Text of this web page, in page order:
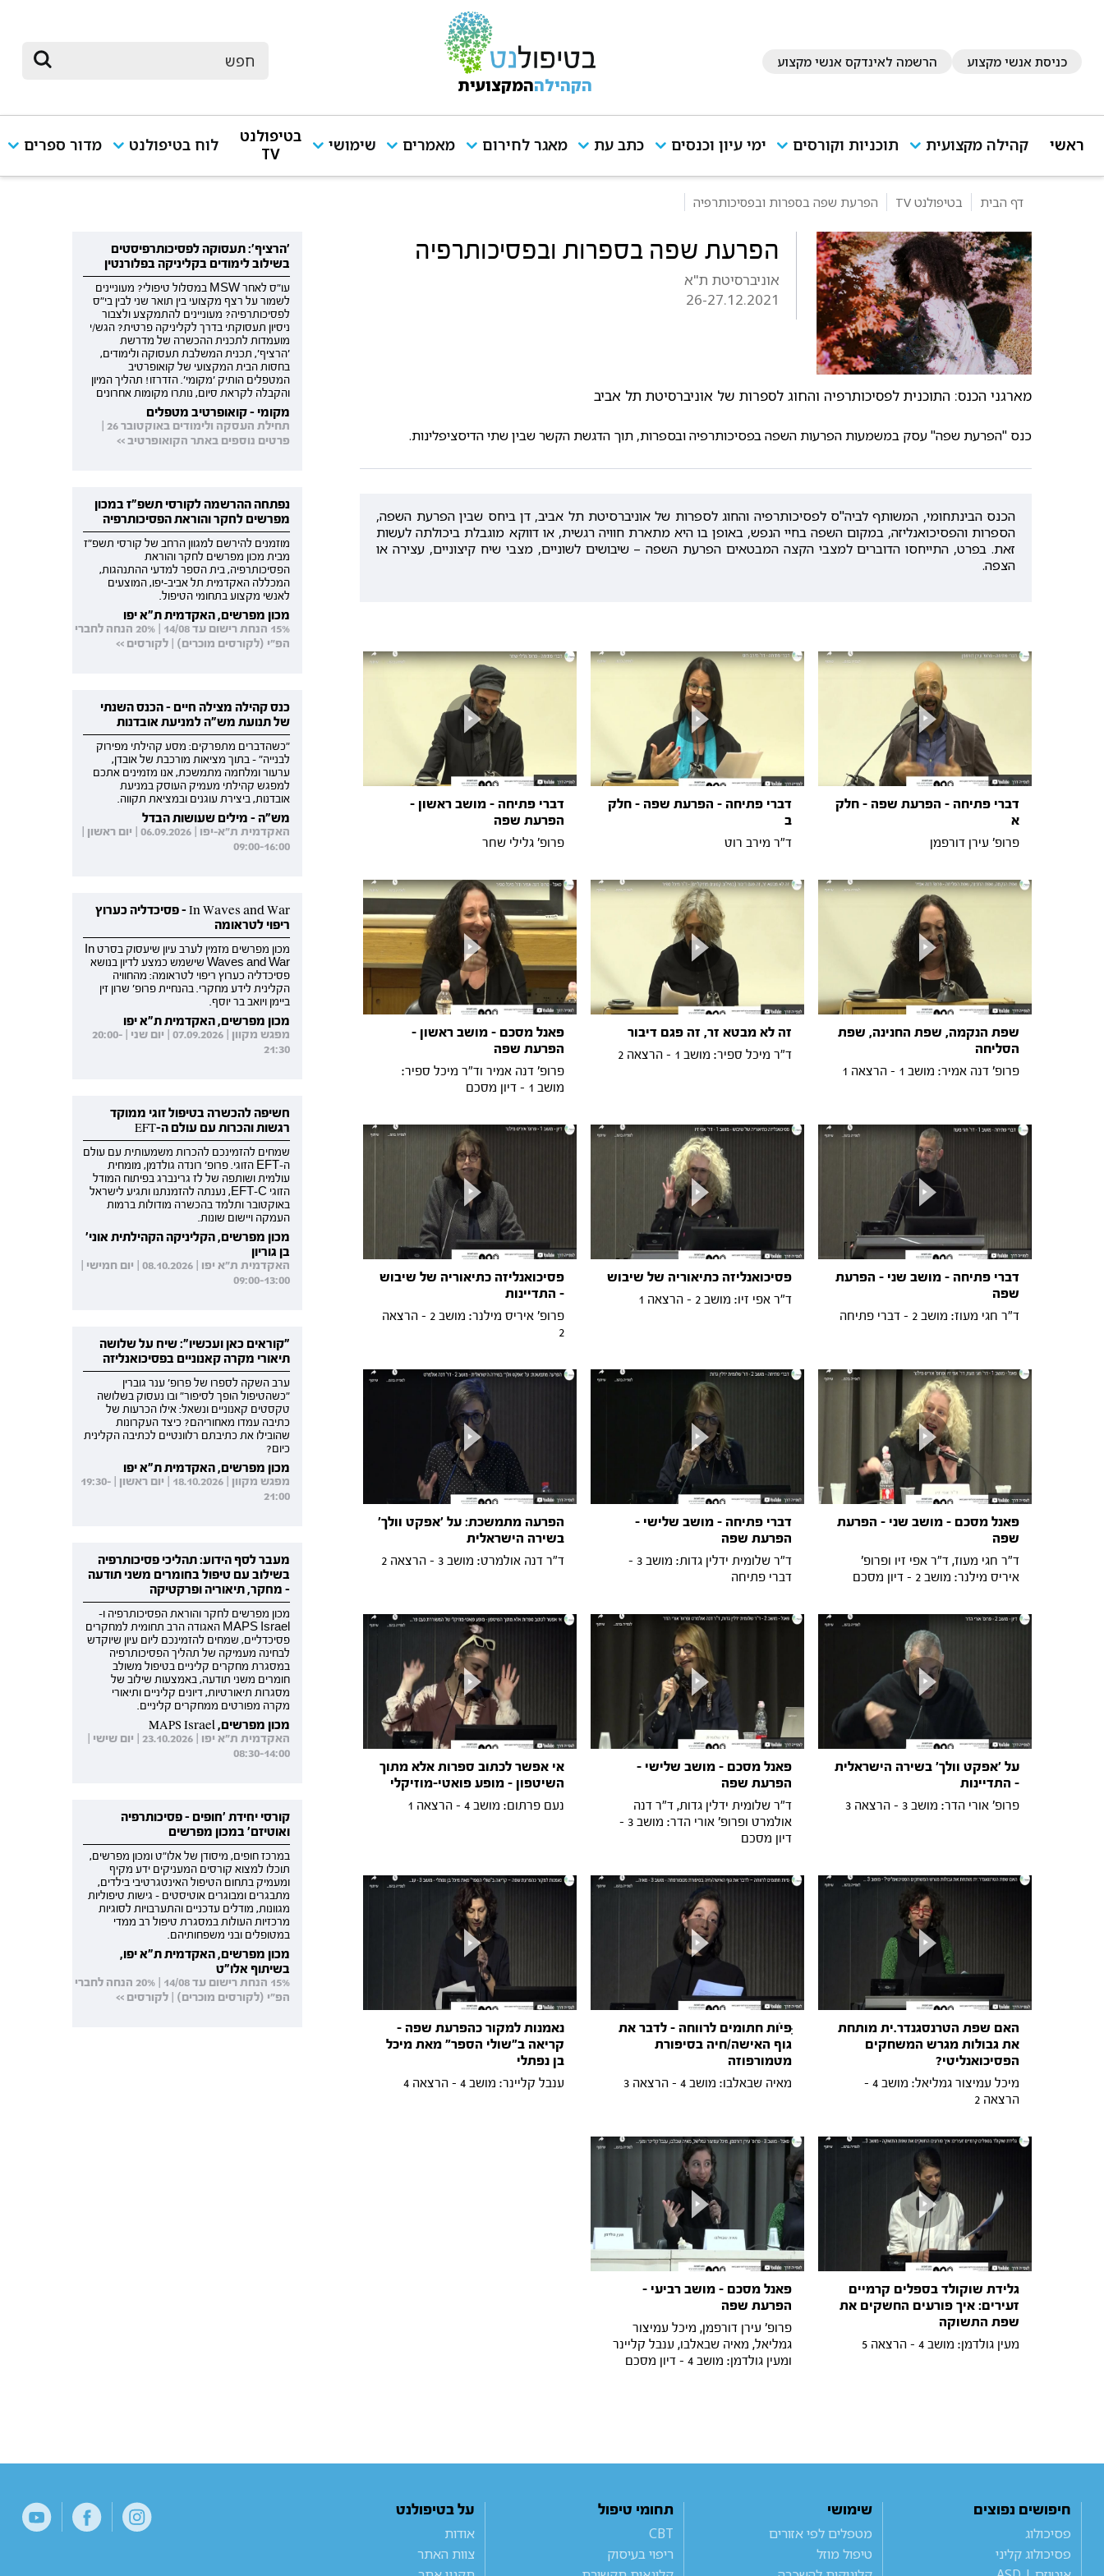
כניסת אנשי מקצוע הרשמה לאינדקס אנשי מקצוע
הקהילההמקצועית
ראשי קהילה מקצועית תוכניות וקורסים ימי עיון וכנסים כתב עת מאגר לחירום מאמרים שימושי
בטיפולנט
TV
לוח בטיפולנט מדור ספרים
דף הבית בטיפולנט TV הפרעת שפה בספרות ובפסיכותרפיה
הפרעת שפה בספרות ובפסיכותרפיה
אוניברסיטת ת"א
26-27.12.2021
מארגני הכנס: התוכנית לפסיכותרפיה והחוג לספרות של אוניברסיטת תל אביב
כנס "הפרעת שפה" עסק במשמעות הפרעות השפה בפסיכותרפיה ובספרות, תוך הדגשת הקשר שבין שתי הדיסציפלינות.
הכנס הבינתחומי, המשותף לביה"ס לפסיכותרפיה והחוג לספרות של אוניברסיטת תל אביב, דן ביחס שבין הפרעת השפה,
הספרות והפסיכואנליזה, במקום השפה בחיי הנפש, באופן בו היא מתארת חוויה רגשית, או דווקא מוגבלת ביכולתה לעשות
זאת. בפרט, התייחסו הדוברים למצבי הקצה המבטאים הפרעת השפה – שיבושים לשוניים, מצבי שיח קיצוניים, עצירה או
הצפה.
דברי פתיחה - הפרעת שפה - חלק
א
פרופ' עירן דורפמן
דברי פתיחה - הפרעת שפה - חלק
ב
ד"ר מירב רוט
דברי פתיחה - מושב ראשון -
הפרעת שפה
פרופ' גלילי שחר
שפת הנקמה, שפת החנינה, שפת
הסליחה
פרופ' דנה אמיר: מושב 1 - הרצאה 1
זה לא מבטא זר, זה פגם דיבור
ד"ר מיכל ספיר: מושב 1 - הרצאה 2
פאנל מסכם - מושב ראשון -
הפרעת שפה
פרופ' דנה אמיר וד"ר מיכל ספיר:
מושב 1 - דיון מסכם
דברי פתיחה - מושב שני - הפרעת
שפה
ד"ר חגי מעוז: מושב 2 - דברי פתיחה
פסיכואנליזה כתיאוריה של שיבוש
ד"ר אפי זיו: מושב 2 - הרצאה 1
פסיכואנליזה כתיאוריה של שיבוש
- התדיינות
פרופ' איריס מילנר: מושב 2 - הרצאה
2
פאנל מסכם - מושב שני - הפרעת
שפה
ד"ר חגי מעוז, ד"ר אפי זיו ופרופ'
איריס מילנר: מושב 2 - דיון מסכם
דברי פתיחה - מושב שלישי -
הפרעת שפה
ד"ר שלומית ידלין גדות: מושב 3 -
דברי פתיחה
הפרעה מתמשכת: על ׳אפקט וולך׳
בשירה הישראלית
ד"ר דנה אולמרט: מושב 3 - הרצאה 2
על ׳אפקט וולך׳ בשירה הישראלית
- התדיינות
פרופ' אורי הדר: מושב 3 - הרצאה 3
פאנל מסכם - מושב שלישי -
הפרעת שפה
ד"ר שלומית ידלין גדות, ד"ר דנה
אולמרט ופרופ' אורי הדר: מושב 3 -
דיון מסכם
אי אפשר לכתוב ספרות אלא מתוך
השיטפון - מופע פואטי-מוזיקלי
נעם פרתום: מושב 4 - הרצאה 1
האם שפת הטרנסגנדר.ית מותחת
את גבולות מגרש המשחקים
הפסיכואנליטי?
מיכל עמיצור גמליאל: מושב 4 -
הרצאה 2
ִּפיֹות חתומים לרווחה – לדבר את
גוף האישה/חיה בסיפורת
מטמורפוזה
מאיה שבאלבו: מושב 4 - הרצאה 3
נאמנות למקור כהפרעת שפה –
קריאה ב"שולי הספר" מאת מיכל
בן נפתלי
ענבל קליינר: מושב 4 - הרצאה 4
גלידת שוקולד בספלים קרמיים
זעירים: איך פורעים החשקים את
שפת התשוקה
מעין גולדמן: מושב 4 - הרצאה 5
פאנל מסכם - מושב רביעי -
הפרעת שפה
פרופ' עירן דורפמן, מיכל עמיצור
גמליאל, מאיה שבאלבו, ענבל קליינר
ומעין גולדמן: מושב 4 - דיון מסכם
'הרציף': תעסוקה לפסיכותרפיסטים
בשילוב לימודים בקליניקה בפלורנטין
עו"ס לאחר MSW במסלול טיפולי? מעוניינים
לשמור על רצף מקצועי בין תואר שני לבין בי"ס
לפסיכותרפיה? מעוניינים להתמקצע ולצבור
ניסיון תעסוקתי בדרך לקליניקה פרטית? הגש/י
מועמדות לתכנית ההכשרה של מדרשת
'הרציף', תכנית המשלבת תעסוקה ולימודים,
בחסות הבית המקצועי של קואופרטיב
המטפלים הותיק 'מקומי'. הזדרזו! תהליך המיון
והקבלה לקראת סיום, נותרו מקומות אחרונים
מקומי - קואופרטיב מטפלים
תחילת העסקה ולימודים באוקטובר 26 |
פרטים נוספים באתר הקואופרטיב >>
נפתחה ההרשמה לקורסי תשפ"ז במכון
מפרשים לחקר והוראת הפסיכותרפיה
מוזמנים להירשם למגוון הרחב של קורסי תשפ"ז
מבית מכון מפרשים לחקר והוראת
הפסיכותרפיה, בית הספר למדעי ההתנהגות,
המכללה האקדמית תל אביב-יפו, המוצעים
לאנשי מקצוע בתחומי הטיפול.
מכון מפרשים, האקדמית ת"א יפו
15% הנחת רישום עד 14/08 | 20% הנחה לחברי
הפ"י (לקורסים מוכרים) | לקורסים >>
כנס קהילה מצילה חיים - הכנס השנתי
של תנועת מש"ה למניעת אובדנות
"כשהדברים מתפרקים: מסע קהילתי מפירוק
לבנייה" - בתוך מציאות מורכבת של אובדן,
ערעור ומלחמה מתמשכת, אנו מזמינים אתכם
למפגש קהילתי מעמיק העוסק במניעת
אובדנות, ביצירת עוגנים ובמציאת תקווה.
מש"ה - מילים שעושות הבדל
האקדמית ת"א-יפו | 06.09.2026 | יום ראשון |
09:00-16:00
In Waves and War - פסיכדליה כערוץ
ריפוי לטראומה
מכון מפרשים מזמין לערב עיון שיעסוק בסרט In
Waves and War שישמש כמצע לדיון בנושא
פסיכדליה כערוץ ריפוי לטראומה: מהחוויה
הקלינית לידע מחקרי. בהנחיית פרופ' שרון זין
ביימן ויואב בר יוסף.
מכון מפרשים, האקדמית ת"א יפו
מפגש מקוון | 07.09.2026 | יום שני | 20:00-
21:30
חשיפה להכשרה בטיפול זוגי ממוקד
רגשות והכרות עם עולם ה-EFT
שמחים להזמינכם להכרות משמעותית עם עולם
ה-EFT הזוגי. פרופ' רונדה גולדמן, מומחית
עולמית ושותפה של לז גרינברג בפיתוח המודל
הזוגי EFT-C, נענתה להזמנתנו ותגיע לישראל
באוקטובר ותלמד בהכשרה מודולות ברמות
העמקה ויישום שונות.
מכון מפרשים, הקליניקה הקהילתית אוני'
בן גוריון
האקדמית ת"א יפו | 08.10.2026 | יום חמישי |
09:00-13:00
"קוראים כאן ועכשיו": שיח על שלושה
תיאורי מקרה קאנוניים בפסיכואנליזה
ערב השקה לספרו של פרופ' ענר גוברין
"כשהטיפול הופך לסיפור" ובו נעסוק בשלושה
טקסטים קאנוניים ונשאל: אילו הכרעות של
כתיבה עמדו מאחוריהם? כיצד העקרונות
שהובילו את כתיבתם רלוונטיים לכתיבה הקלינית
כיום?
מכון מפרשים, האקדמית ת"א יפו
מפגש מקוון | 18.10.2026 | יום ראשון | 19:30-
21:00
מעבר לסף הידוע: תהליכי פסיכותרפיה
בשילוב עם טיפול בחומרים משני תודעה
- מחקר, תיאוריה ופרקטיקה
מכון מפרשים לחקר והוראת הפסיכותרפיה ו-
MAPS Israel האגודה הרב תחומית למחקרים
פסיכדליים, שמחים להזמינכם ליום עיון שיוקדש
לבחינה מעמיקה של תהליך הפסיכותרפיה
במסגרת מחקרים קליניים בטיפול משולב
חומרים משני תודעה, באמצעות שילוב של
מסגרות תיאורטיות, דיונים קליניים ותיאורי
מקרה מפורטים ממחקרים קליניים.
מכון מפרשים, MAPS Israel
האקדמית ת"א יפו | 23.10.2026 | יום שישי |
08:30-14:00
קורסי יחידת 'חופים - פסיכותרפיה
ואוטיזם' במכון מפרשים
במרכז חופים, מיסודן של אלו"ט ומכון מפרשים,
תוכלו למצוא קורסים המעניקים ידע מקיף
ומעמיק בתחום הטיפול האינטגרטיבי בילדים,
מתבגרים ומבוגרים אוטיסטים - גישות טיפוליות
מגוונות, מודלים עדכניים והתערבויות לסוגיות
מרכזיות העולות במסגרת טיפול רב ממדי
במטופלים ובני משפחותיהם.
מכון מפרשים, האקדמית ת"א יפו,
בשיתוף אלו"ט
15% הנחת רישום עד 14/08 | 20% הנחה לחברי
הפ"י (לקורסים מוכרים) | לקורסים >>
חיפושים נפוצים
פסיכולוג
פסיכולוג קליני
שימושי
מטפלים לפי אזורים
טיפול מוזל
תחומי טיפול
CBT
ריפוי בעיסוק
על בטיפולנט
אודות
צוות האתר